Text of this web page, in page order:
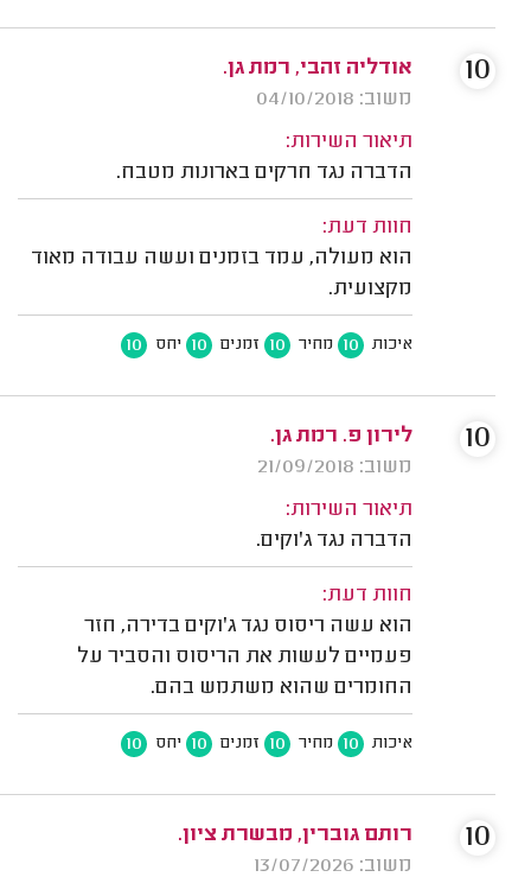
אודליה זהבי, רמת גן.
משוב: 04/10/2018
תיאור השירות:
הדברה נגד חרקים בארונות מטבח.
חוות דעת:
הוא מעולה, עמד בזמנים ועשה עבודה מאוד
מקצועית.
איכות 10 מחיר 10 זמנים 10 יחס 10
10
לירון פ. רמת גן.
משוב: 21/09/2018
תיאור השירות:
הדברה נגד ג'וקים.
חוות דעת:
הוא עשה ריסוס נגד ג'וקים בדירה, חזר
פעמיים לעשות את הריסוס והסביר על
החומרים שהוא משתמש בהם.
איכות 10 מחיר 10 זמנים 10 יחס 10
10
רותם גוברין, מבשרת ציון.
משוב: 13/07/2026
10